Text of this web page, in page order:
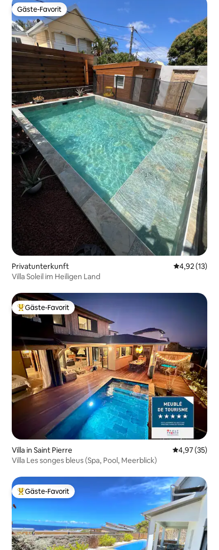
Gäste-Favorit
Gäste-Favorit
Privatunterkunft
4,92 (13)
Villa Soleil im Heiligen Land
Beliebter Gäste-Favorit.
Gäste-Favorit
Villa in Saint Pierre
4,97 (35)
Villa Les songes bleus (Spa, Pool, Meerblick)
Beliebter Gäste-Favorit.
Gäste-Favorit